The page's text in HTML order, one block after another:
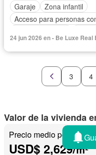
Garaje
Zona infantil
Acceso para personas
Vista panorámica
24 jun 2026 en - Be Luxe Real
3 4
Valor de la vivienda
Precio medio por m²
USD$ 2,629/m²